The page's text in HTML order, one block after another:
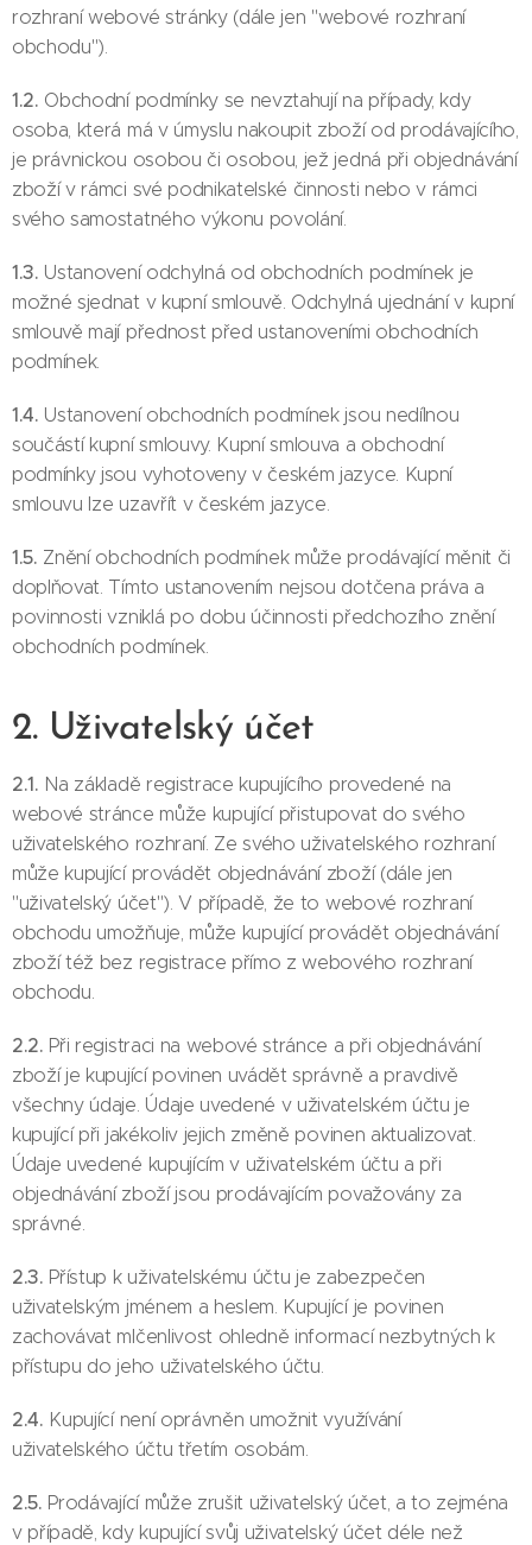
rozhraní webové stránky (dále jen "webové rozhraní
obchodu").
1.2. Obchodní podmínky se nevztahují na případy, kdy
osoba, která má v úmyslu nakoupit zboží od prodávajícího,
je právnickou osobou či osobou, jež jedná při objednávání
zboží v rámci své podnikatelské činnosti nebo v rámci
svého samostatného výkonu povolání.
1.3. Ustanovení odchylná od obchodních podmínek je
možné sjednat v kupní smlouvě. Odchylná ujednání v kupní
smlouvě mají přednost před ustanoveními obchodních
podmínek.
1.4. Ustanovení obchodních podmínek jsou nedílnou
součástí kupní smlouvy. Kupní smlouva a obchodní
podmínky jsou vyhotoveny v českém jazyce. Kupní
smlouvu lze uzavřít v českém jazyce.
1.5. Znění obchodních podmínek může prodávající měnit či
doplňovat. Tímto ustanovením nejsou dotčena práva a
povinnosti vzniklá po dobu účinnosti předchozího znění
obchodních podmínek.
2. Uživatelský účet
2.1. Na základě registrace kupujícího provedené na
webové stránce může kupující přistupovat do svého
uživatelského rozhraní. Ze svého uživatelského rozhraní
může kupující provádět objednávání zboží (dále jen
"uživatelský účet"). V případě, že to webové rozhraní
obchodu umožňuje, může kupující provádět objednávání
zboží též bez registrace přímo z webového rozhraní
obchodu.
2.2. Při registraci na webové stránce a při objednávání
zboží je kupující povinen uvádět správně a pravdivě
všechny údaje. Údaje uvedené v uživatelském účtu je
kupující při jakékoliv jejich změně povinen aktualizovat.
Údaje uvedené kupujícím v uživatelském účtu a při
objednávání zboží jsou prodávajícím považovány za
správné.
2.3. Přístup k uživatelskému účtu je zabezpečen
uživatelským jménem a heslem. Kupující je povinen
zachovávat mlčenlivost ohledně informací nezbytných k
přístupu do jeho uživatelského účtu.
2.4. Kupující není oprávněn umožnit využívání
uživatelského účtu třetím osobám.
2.5. Prodávající může zrušit uživatelský účet, a to zejména
v případě, kdy kupující svůj uživatelský účet déle než